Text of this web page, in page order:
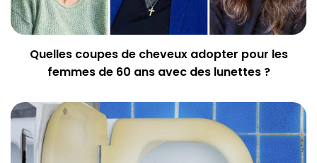
Quelles coupes de cheveux adopter pour les
femmes de 60 ans avec des lunettes ?